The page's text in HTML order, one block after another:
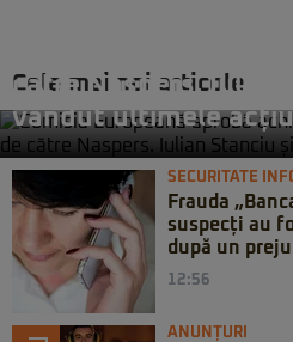
Cele mai noi articole
către Naspers. Iulian
vândut ultimele
SECURITATE
Frauda
suspecți au
după un
12:56
ANUNȚURI